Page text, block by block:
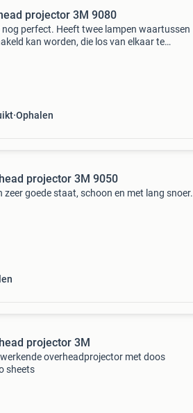
projector 3M 9080
nog perfect. Heeft twee lampen waartussen
kan worden, die los van elkaar te
Ophalen
projector 3M 9050
zeer goede staat, schoon en met lang snoer.
projector 3M
overheadprojector met doos
sheets